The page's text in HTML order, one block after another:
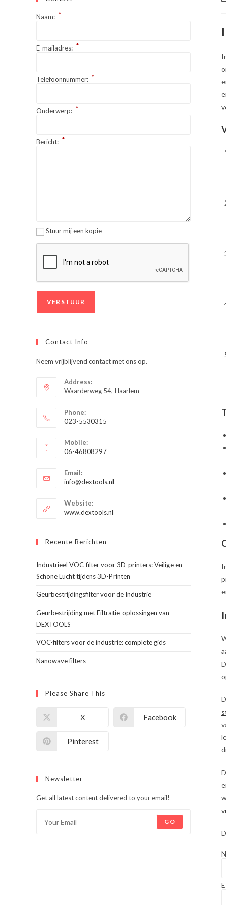
Naam: *
E-mailadres: *
Telefoonnummer: *
Onderwerp: *
Bericht: *
Stuur mij een kopie
Contact Info
Neem vrijblijvend contact met ons op.
Address:
Waarderweg 54, Haarlem
Phone:
023-5530315
in
je
toepassing
Mobile:
06-46808297
in
je
toepassing
Email:
info@dextools.nl
Website:
www.dextools.nl
Recente Berichten
Industrieel VOC-filter voor 3D-printers: Veilige en
Schone Lucht tijdens 3D-Printen
Geurbestrijdingsfilter voor de Industrie
Geurbestrijding met Filtratie-oplossingen van
DEXTOOLS
VOC-filters voor de industrie: complete gids
Nanowave filters
Please Share This
X Facebook
Pinterest
Newsletter
Get all latest content delivered to your email!
GO